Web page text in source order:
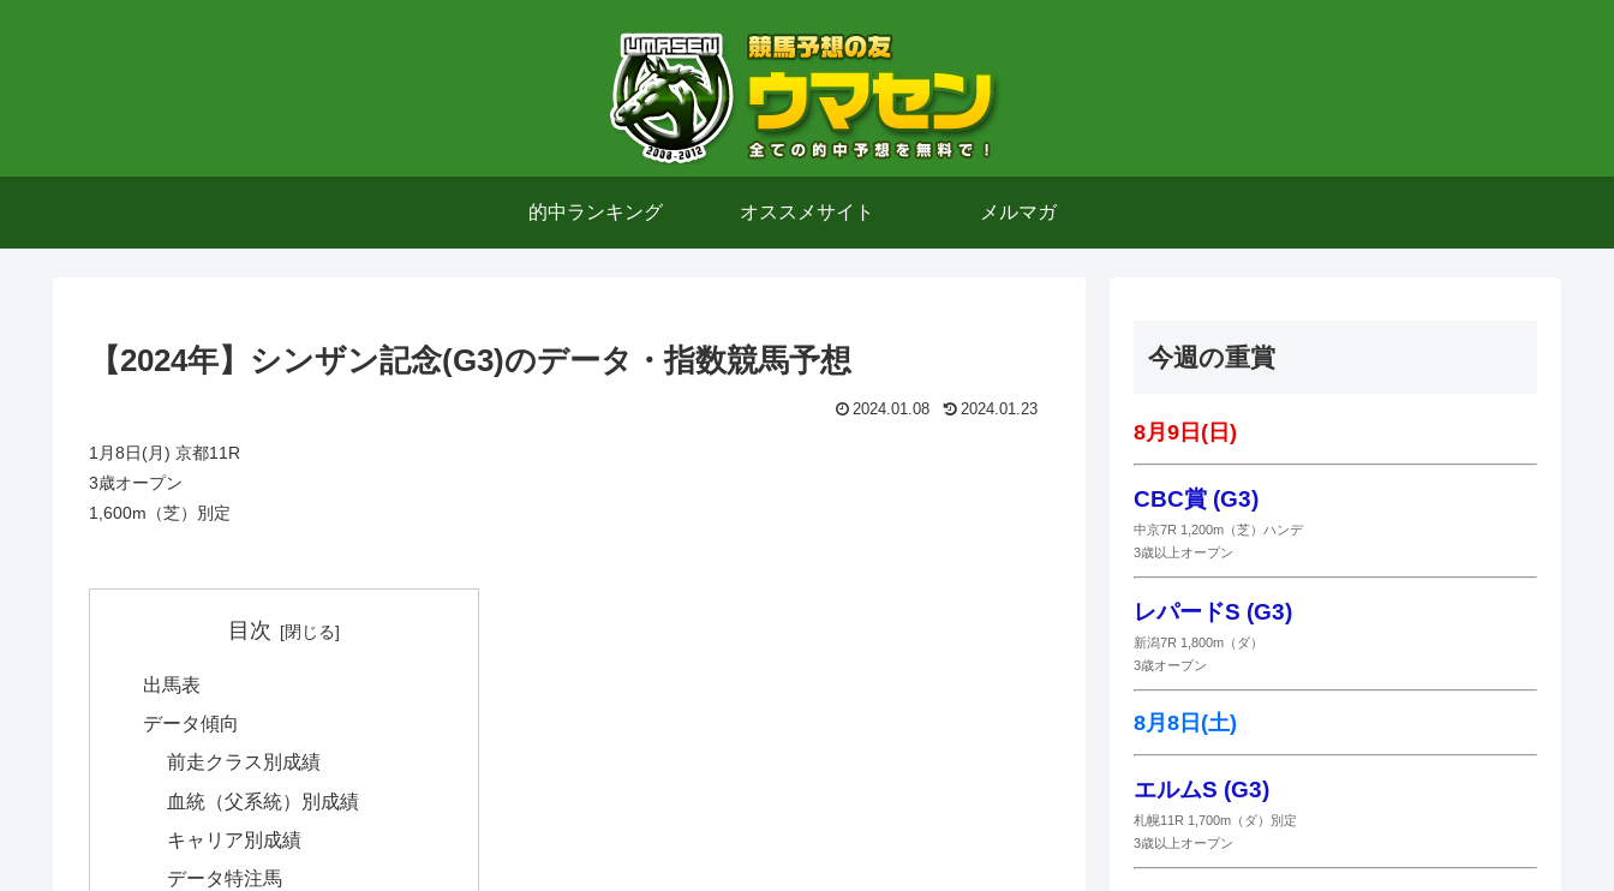
的中ランキング オススメサイト メルマガ
【2024年】シンザン記念(G3)のデータ・指数競馬予想
2024.01.08 2024.01.23
1月8日(月) 京都11R
3歳オープン
1,600m（芝）別定
目次
出馬表
データ傾向
前走クラス別成績
血統（父系統）別成績
キャリア別成績
データ特注馬
今週の重賞
8月9日(日)
CBC賞 (G3)
中京7R 1,200m（芝）ハンデ
3歳以上オープン
レパードS (G3)
新潟7R 1,800m（ダ）
3歳オープン
8月8日(土)
エルムS (G3)
札幌11R 1,700m（ダ）別定
3歳以上オープン